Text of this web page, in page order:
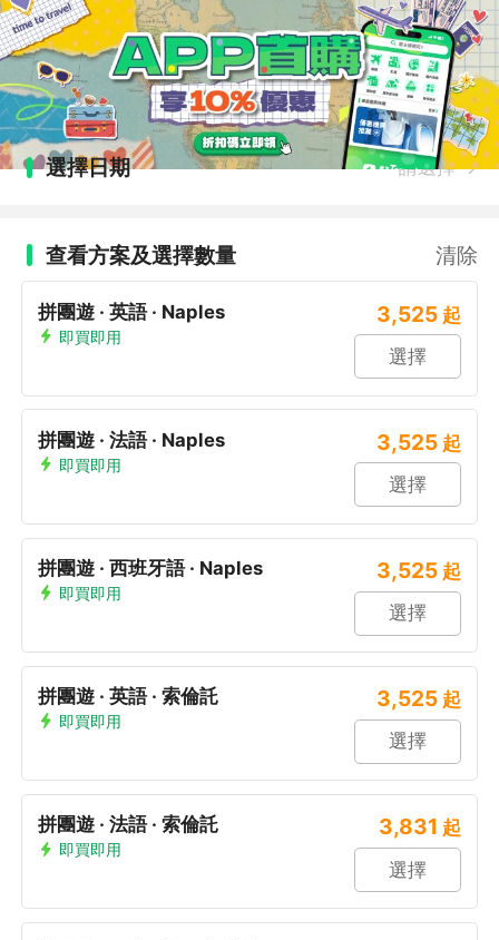
選擇日期 請選擇
查看方案及選擇數量 清除
拼團遊 · 英語 · Naples
即買即用
3,525 起
選擇
拼團遊 · 法語 · Naples
即買即用
3,525 起
選擇
拼團遊 · 西班牙語 · Naples
即買即用
3,525 起
選擇
拼團遊 · 英語 · 索倫託
即買即用
3,525 起
選擇
拼團遊 · 法語 · 索倫託
即買即用
3,831 起
選擇